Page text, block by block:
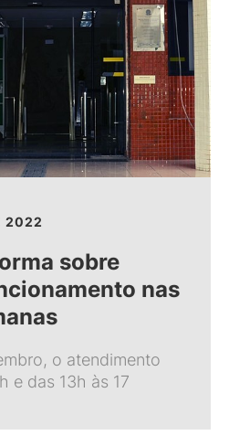
2022
sobre
nas
o atendimento
e das 13h às 17